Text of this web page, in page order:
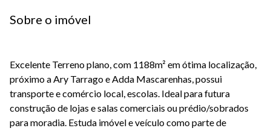
Sobre o imóvel
Excelente Terreno plano, com 1188m² em ótima localização,
próximo a Ary Tarrago e Adda Mascarenhas, possui
transporte e comércio local, escolas. Ideal para futura
construção de lojas e salas comerciais ou prédio/sobrados
para moradia. Estuda imóvel e veículo como parte de